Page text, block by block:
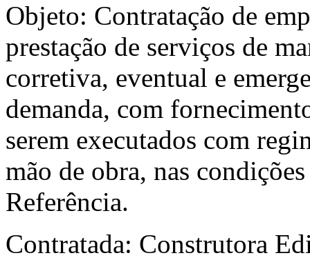
Objeto: Contratação de
prestação de serviços de
corretiva, eventual e
demanda, com
serem executados com
mão de obra, nas
Referência.
Contratada: Construtora